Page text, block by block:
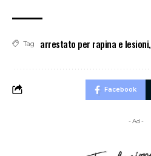
Tag arrestato per rapina e lesioni,
Facebook
- Ad -